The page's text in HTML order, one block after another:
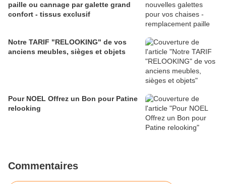
paille ou cannage par galette grand
confort - tissus exclusif
Notre TARIF "RELOOKING" de vos
anciens meubles, sièges et objets
Pour NOEL Offrez un Bon pour Patine
relooking
Commentaires